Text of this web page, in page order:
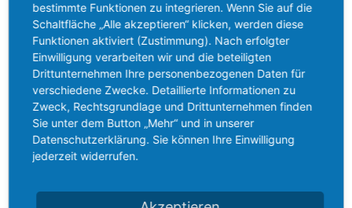
ersten Browserspiele. Bei einem Fußballmanager 2017 muss ein
modernes Design mit guter Handhabung zusammenkommen. Dahinter
muss ein tiefgründiges und komplexes Spiel stehen, das aber dennoch
einen leichten Einstieg bietet. Und außerdem ist so ein Browserspiel auch
ideal dafür, um Menschen zusammen spielen zu lassen. Entsprechend
wirst du hier auch auf eine freundliche Community treffen, die die
Leidenschaft am Fußball gemeinsam hat.
Die Entwicklung des Fußballmanagers steht nicht still und auch über 2017
hinaus wird es immer wieder Neuerungen geben, die das Spiel in
Schwung bringen. Am Ende geht es immer darum, dass dem Spielspaß
nichts im Wege steht. Dafür sorgen die Entwickler, in dem die Server immer
laufen, Fehler erkannt und beseitigt werden und auf Wünsche der Spieler
eingegangen wird. Gerade ein Fußballmanager muss über viele Jahre
führen möchte.
bestimmte Funktionen zu integrieren. Wenn Sie auf die
Schaltfläche „Alle akzeptieren“ klicken, werden diese
Funktionen aktiviert (Zustimmung). Nach erfolgter
Einwilligung verarbeiten wir und die beteiligten
Drittunternehmen Ihre personenbezogenen Daten für
verschiedene Zwecke. Detaillierte Informationen zu
Zweck, Rechtsgrundlage und Drittunternehmen finden
Sie unter dem Button „Mehr“ und in unserer
Datenschutzerklärung. Sie können Ihre Einwilligung
jederzeit widerrufen.